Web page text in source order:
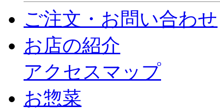
ご注文・お問い合わせ
お店の紹介
アクセスマップ
お惣菜